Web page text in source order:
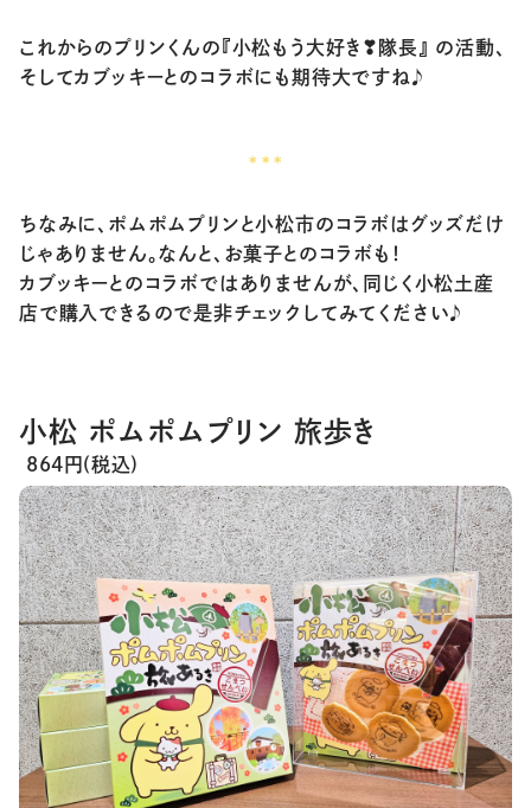
これからのプリンくんの 『小松もう大好き❣隊長』 の活動、
そしてカブッキーとのコラボにも期待大ですね♪
***
ちなみに、ポムポムプリンと小松市のコラボはグッズだけ
じゃありません。なんと、お菓子とのコラボも！
カブッキーとのコラボではありませんが、同じく小松土産
店で購入できるので是非チェックしてみてください♪
小松 ポムポムプリン 旅歩き
864円(税込)